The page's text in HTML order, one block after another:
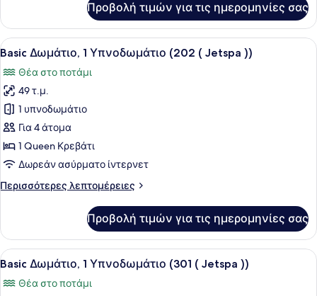
))
Δωμάτιο,
Υπνοδωμάτιο
Jetspa
))
Προβολή τιμών για τις ημερομηνίες σας
Προβολή
όλων
των
φωτογραφιών
για
Basic
Δωμάτιο,
1
Υπνοδωμάτιο
(202
))
Ένα μπάνιο με μια μεγάλη
12
Basic Δωμάτιο, 1 Υπνοδωμάτιο (202 ( Jetspa ))
Θέα στο ποτάμι
49 τ.μ.
1 υπνοδωμάτιο
Για 4 άτομα
1 Queen Κρεβάτι
Δωρεάν ασύρματο ίντερνετ
Περισσότερες λεπτομέρειες
Περισσότερες
Δωμάτιο,
Υπνοδωμάτιο
Προβολή τιμών για τις ημερομηνίες σας
Προβολή
όλων
των
Ένα μπάνιο με μπανιέρα, ένα
14
Basic Δωμάτιο, 1 Υπνοδωμάτιο (301 ( Jetspa ))
Θέα στο ποτάμι